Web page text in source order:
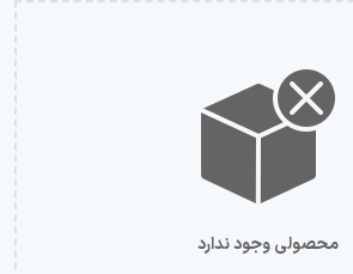
محصولی وجود ندارد